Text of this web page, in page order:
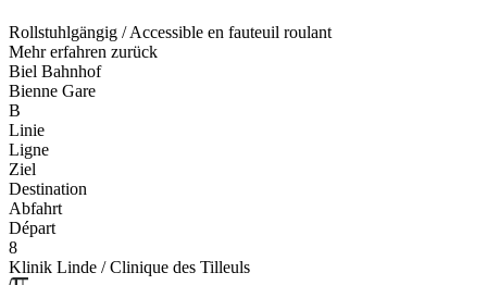
Rollstuhlgängig / Accessible en fauteuil roulant
Mehr erfahren zurück
Biel Bahnhof
Bienne Gare
B
Linie
Ligne
Ziel
Destination
Abfahrt
Départ
8
Klinik Linde / Clinique des Tilleuls